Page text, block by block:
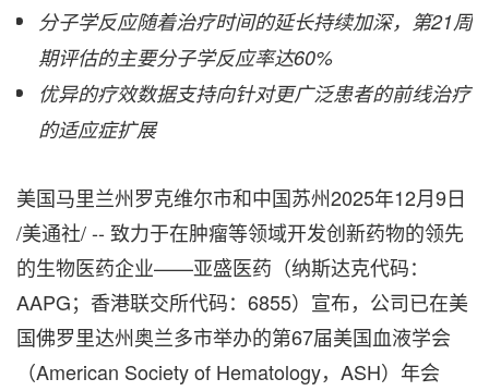
分子学反应随着治疗时间的延长持续加深，第21周
期评估的主要分子学反应率达60%
优异的疗效数据支持向针对更广泛患者的前线治疗
的适应症扩展
美国马里兰州罗克维尔市和中国苏州2025年12月9日
/美通社/ -- 致力于在肿瘤等领域开发创新药物的领先
的生物医药企业——亚盛医药（纳斯达克代码：
AAPG；香港联交所代码：6855）宣布，公司已在美
国佛罗里达州奥兰多市举办的第67届美国血液学会
（American Society of Hematology，ASH）年会